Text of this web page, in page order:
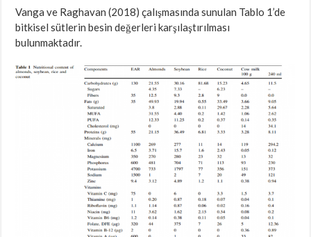
Vanga ve Raghavan (2018) çalışmasında sunulan Tablo 1’de
bitkisel sütlerin besin değerleri karşılaştırılması
bulunmaktadır.